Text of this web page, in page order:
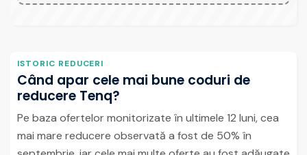
ISTORIC REDUCERI
Când apar cele mai bune coduri de
reducere Tenq?
Pe baza ofertelor monitorizate în ultimele 12 luni, cea
mai mare reducere observată a fost de 50% în